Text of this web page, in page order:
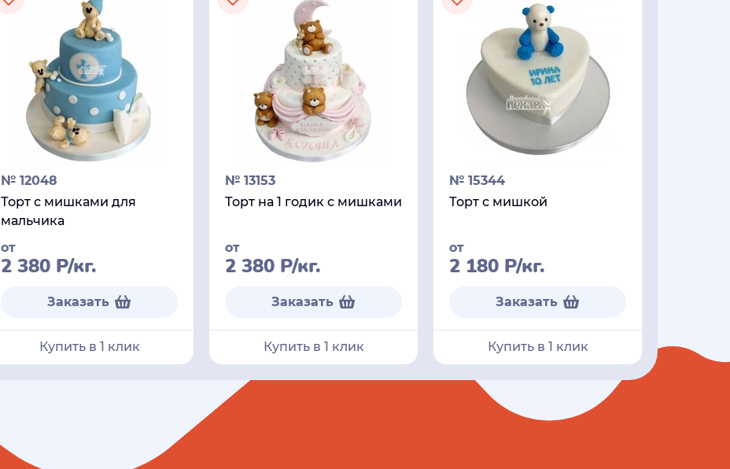
№ 12048
Торт с мишками для
мальчика
от
2 380 Р/кг.
Заказать
Купить в 1 клик
№ 13153
Торт на 1 годик с мишками
от
2 380 Р/кг.
Заказать
Купить в 1 клик
№ 15344
Торт с мишкой
от
2 180 Р/кг.
Заказать
Купить в 1 клик